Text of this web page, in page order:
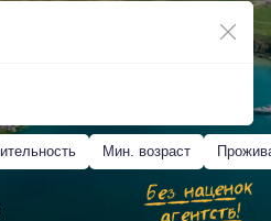
Мин. возраст